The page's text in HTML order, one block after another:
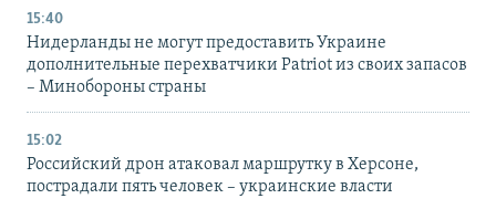
15:40
Нидерланды не могут предоставить Украине
дополнительные перехватчики Patriot из своих запасов
– Минобороны страны
15:02
Российский дрон атаковал маршрутку в Херсоне,
пострадали пять человек – украинские власти